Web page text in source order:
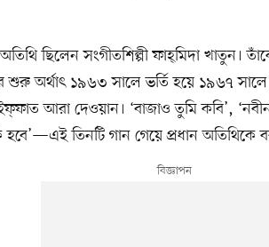
ছিলেন সংগীতশিল্পী ফাহ্‌মিদা খাতুন।
শুরু অর্থাৎ ১৯৬৩ সালে ভর্তি হয়ে ১৯৬৭ সালে
আরা দেওয়ান। ‘বাজাও তুমি কবি’,
তিনটি গান গেয়ে প্রধান অতিথিকে